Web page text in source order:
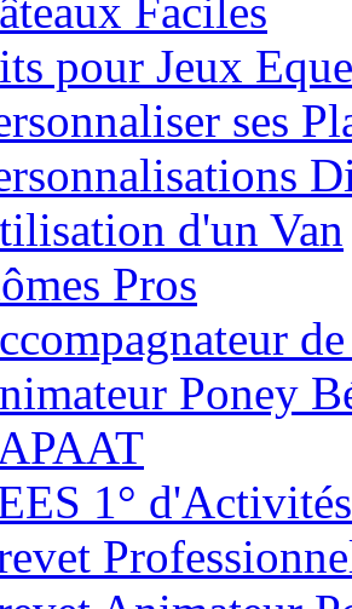
Faciles
pour Jeux
ses
d'un Van
Pros
Poney
1°